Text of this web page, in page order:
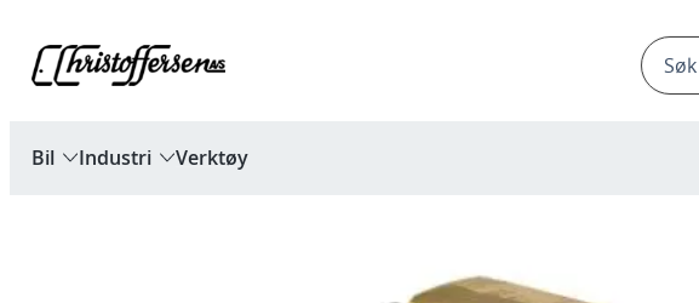
innhold
Bil Industri Verktøy